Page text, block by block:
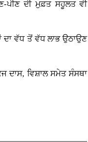
ਪੀਣ ਦੀ ਮੁਫ਼ਤ ਸਹੂਲਤ ਵੀ
ਵੱਧ ਤੋਂ ਵੱਧ ਲਾਭ ਉਠਾਉਣ
ਦਾਸ, ਵਿਸ਼ਾਲ ਸਮੇਤ ਸੰਸਥਾ